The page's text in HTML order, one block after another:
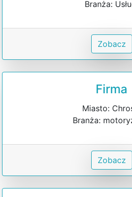
Branża:
Zobacz
Firma
Miasto:
Branża:
Zobacz